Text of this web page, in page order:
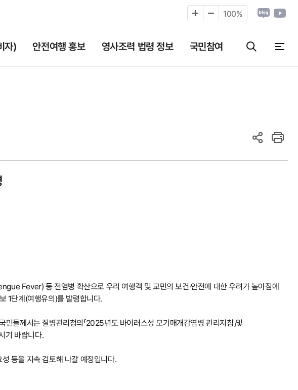
100%
자) 안전여행 홍보 영사조력 법령 정보 국민참여
Fever) 등 전염병 확산으로 우리 여행객 및 교민의 보건·안전에 대한 우려가 높아짐에
1단계(여행유의)를 발령합니다.
들께서는 질병관리청의「2025년도 바이러스성 모기매개감염병 관리지침」및
기 바랍니다.
등을 지속 검토해 나갈 예정입니다.